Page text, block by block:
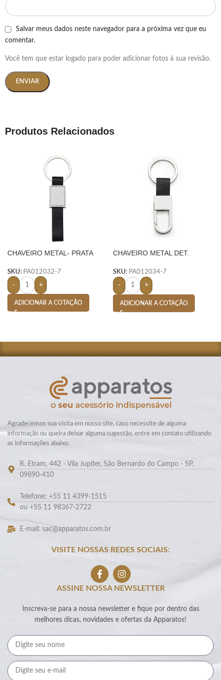
Salvar meus dados neste navegador para a próxima vez que eu
comentar.
Você tem que estar logado para poder adicionar fotos à sua revisão.
Produtos Relacionados
CHAVEIRO METAL- PRATA
SKU: PA012032-7
- +
ADICIONAR A COTAÇÃO
CHAVEIRO METAL DET.
SKU: PA012034-7
- +
ADICIONAR A COTAÇÃO
Agradecemos sua visita em nosso site, caso necessite de alguma
informação ou queira deixar alguma sugestão, entre em contato utilizando
as informações abaixo.
R. Etram, 442 - Vila Jupiter, São Bernardo do Campo - SP,
09890-410
Telefone: +55 11 4399-1515
ou +55 11 98367-2722
E-mail: sac@apparatos.com.br
VISITE NOSSAS REDES SOCIAIS:
ASSINE NOSSA NEWSLETTER
Inscreva-se para a nossa newsletter e fique por dentro das
melhores dicas, novidades e ofertas da Apparatos!